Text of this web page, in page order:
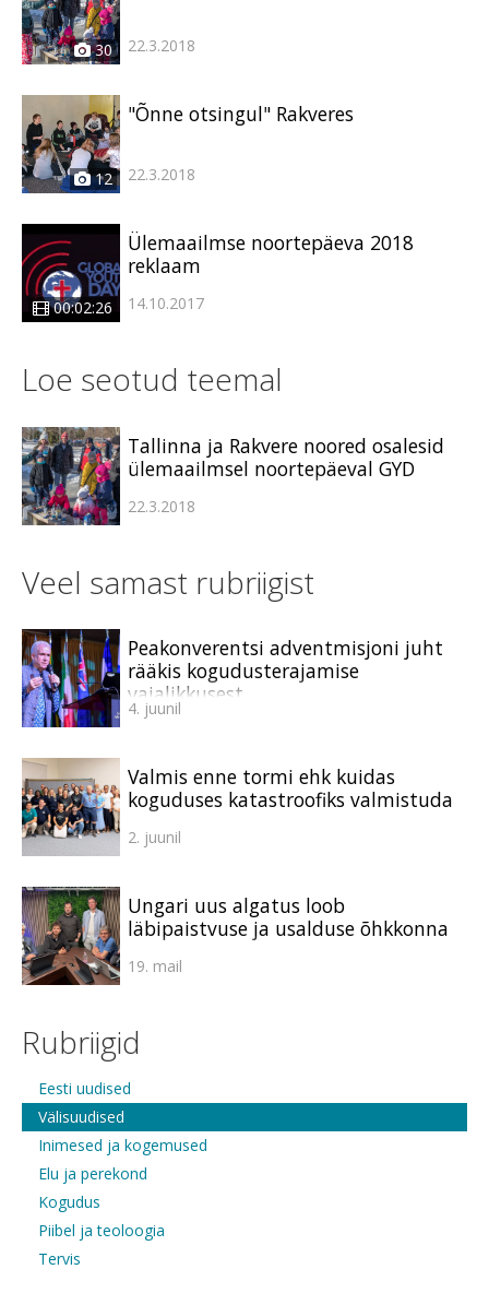
30 22.3.2018
12
"Õnne otsingul" Rakveres
22.3.2018
00:02:26
Ülemaailmse noortepäeva 2018
reklaam
14.10.2017
Loe seotud teemal
Tallinna ja Rakvere noored osalesid
ülemaailmsel noortepäeval GYD
22.3.2018
Veel samast rubriigist
Peakonverentsi adventmisjoni juht
rääkis kogudusterajamise
vajalikkusest
4. juunil
Valmis enne tormi ehk kuidas
koguduses katastroofiks valmistuda
2. juunil
Ungari uus algatus loob
läbipaistvuse ja usalduse õhkkonna
19. mail
Rubriigid
Eesti uudised
Välisuudised
Inimesed ja kogemused
Elu ja perekond
Kogudus
Piibel ja teoloogia
Tervis